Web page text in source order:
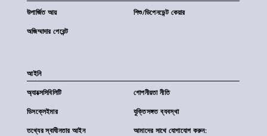
উপার্জিত আয় শিশু/ডিপেনডেন্ট কেয়ার
অজিম্মাদার পেরেন্ট
আইনি
অ্যাক্সেসিবিলিটি গোপনীয়তা নীতি
ডিসক্লেইমার যুক্তিসঙ্গত ব্যবস্থা
তথ্যের স্বাধীনতার আইন
আমাদের সাথে যোগাযোগ করুন: